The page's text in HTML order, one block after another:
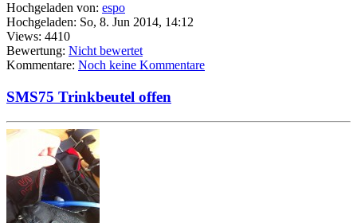
Hochgeladen von: espo
Hochgeladen: So, 8. Jun 2014, 14:12
Views: 4410
Bewertung: Nicht bewertet
Kommentare: Noch keine Kommentare
SMS75 Trinkbeutel offen